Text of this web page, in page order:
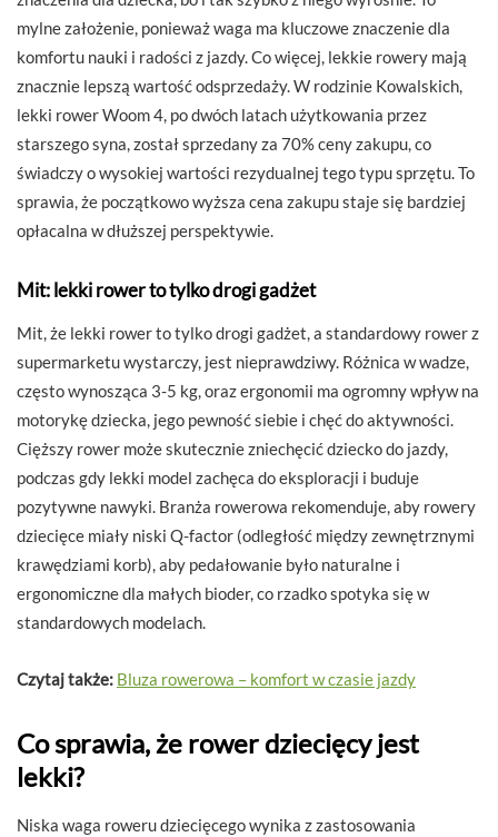
mylne założenie, ponieważ waga ma kluczowe znaczenie dla
komfortu nauki i radości z jazdy. Co więcej, lekkie rowery mają
znacznie lepszą wartość odsprzedaży. W rodzinie Kowalskich,
lekki rower Woom 4, po dwóch latach użytkowania przez
starszego syna, został sprzedany za 70% ceny zakupu, co
świadczy o wysokiej wartości rezydualnej tego typu sprzętu. To
sprawia, że początkowo wyższa cena zakupu staje się bardziej
opłacalna w dłuższej perspektywie.
Mit: lekki rower to tylko drogi gadżet
Mit, że lekki rower to tylko drogi gadżet, a standardowy rower z
supermarketu wystarczy, jest nieprawdziwy. Różnica w wadze,
często wynosząca 3-5 kg, oraz ergonomii ma ogromny wpływ na
motorykę dziecka, jego pewność siebie i chęć do aktywności.
Cięższy rower może skutecznie zniechęcić dziecko do jazdy,
podczas gdy lekki model zachęca do eksploracji i buduje
pozytywne nawyki. Branża rowerowa rekomenduje, aby rowery
dziecięce miały niski Q-factor (odległość między zewnętrznymi
krawędziami korb), aby pedałowanie było naturalne i
ergonomiczne dla małych bioder, co rzadko spotyka się w
standardowych modelach.
Czytaj także: Bluza rowerowa – komfort w czasie jazdy
Co sprawia, że rower dziecięcy jest
lekki?
Niska waga roweru dziecięcego wynika z zastosowania